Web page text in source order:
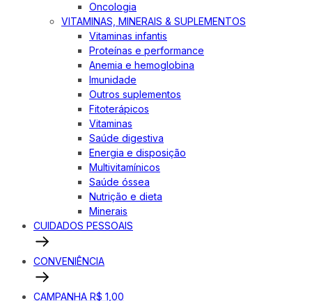
Oncologia
VITAMINAS, MINERAIS & SUPLEMENTOS
Vitaminas infantis
Proteínas e performance
Anemia e hemoglobina
Imunidade
Outros suplementos
Fitoterápicos
Vitaminas
Saúde digestiva
Energia e disposição
Multivitamínicos
Saúde óssea
Nutrição e dieta
Minerais
CUIDADOS PESSOAIS
CONVENIÊNCIA
CAMPANHA R$ 1,00